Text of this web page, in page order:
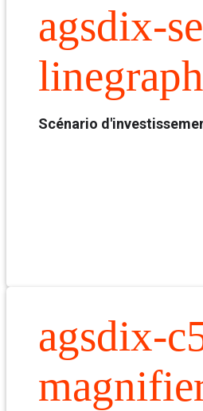
agsdix-
linegraph
Scénario
agsdix-